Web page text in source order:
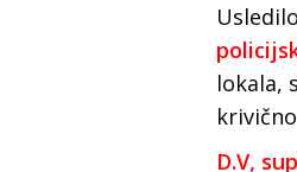
lokala,
D.V,